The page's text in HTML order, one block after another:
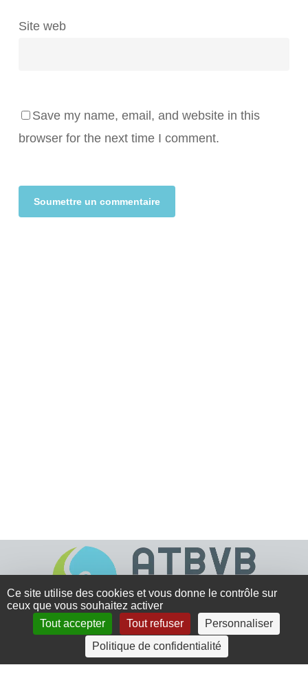
Site web
Save my name, email, and website in this
browser for the next time I comment.
4 rue Crec’h-Ugen
22810 Belle Isle en Terre
Ce site utilise des cookies et vous donne le contrôle sur
ceux que vous souhaitez activer
Tout accepter
Tout refuser
Personnaliser
Politique de confidentialité